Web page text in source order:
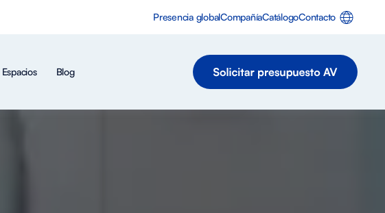
Presencia globalCompañíaCatálogoContacto
Espacios Blog